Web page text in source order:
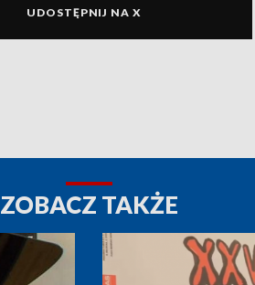
UDOSTĘPNIJ NA X
ZOBACZ TAKŻE